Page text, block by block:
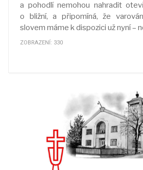
a pohodlí nemohou nahradit
o bližní, a připomíná, že
slovem máme k dispozici už nyní –
ZOBRAZENÍ: 330